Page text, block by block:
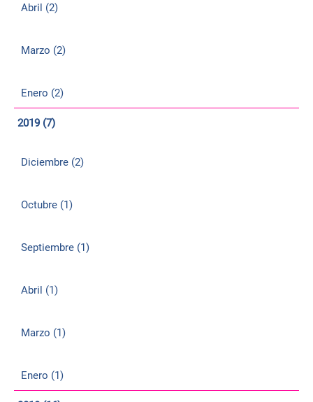
Abril (2)
Marzo (2)
Enero (2)
2019 (7)
Diciembre (2)
Octubre (1)
Septiembre (1)
Abril (1)
Marzo (1)
Enero (1)